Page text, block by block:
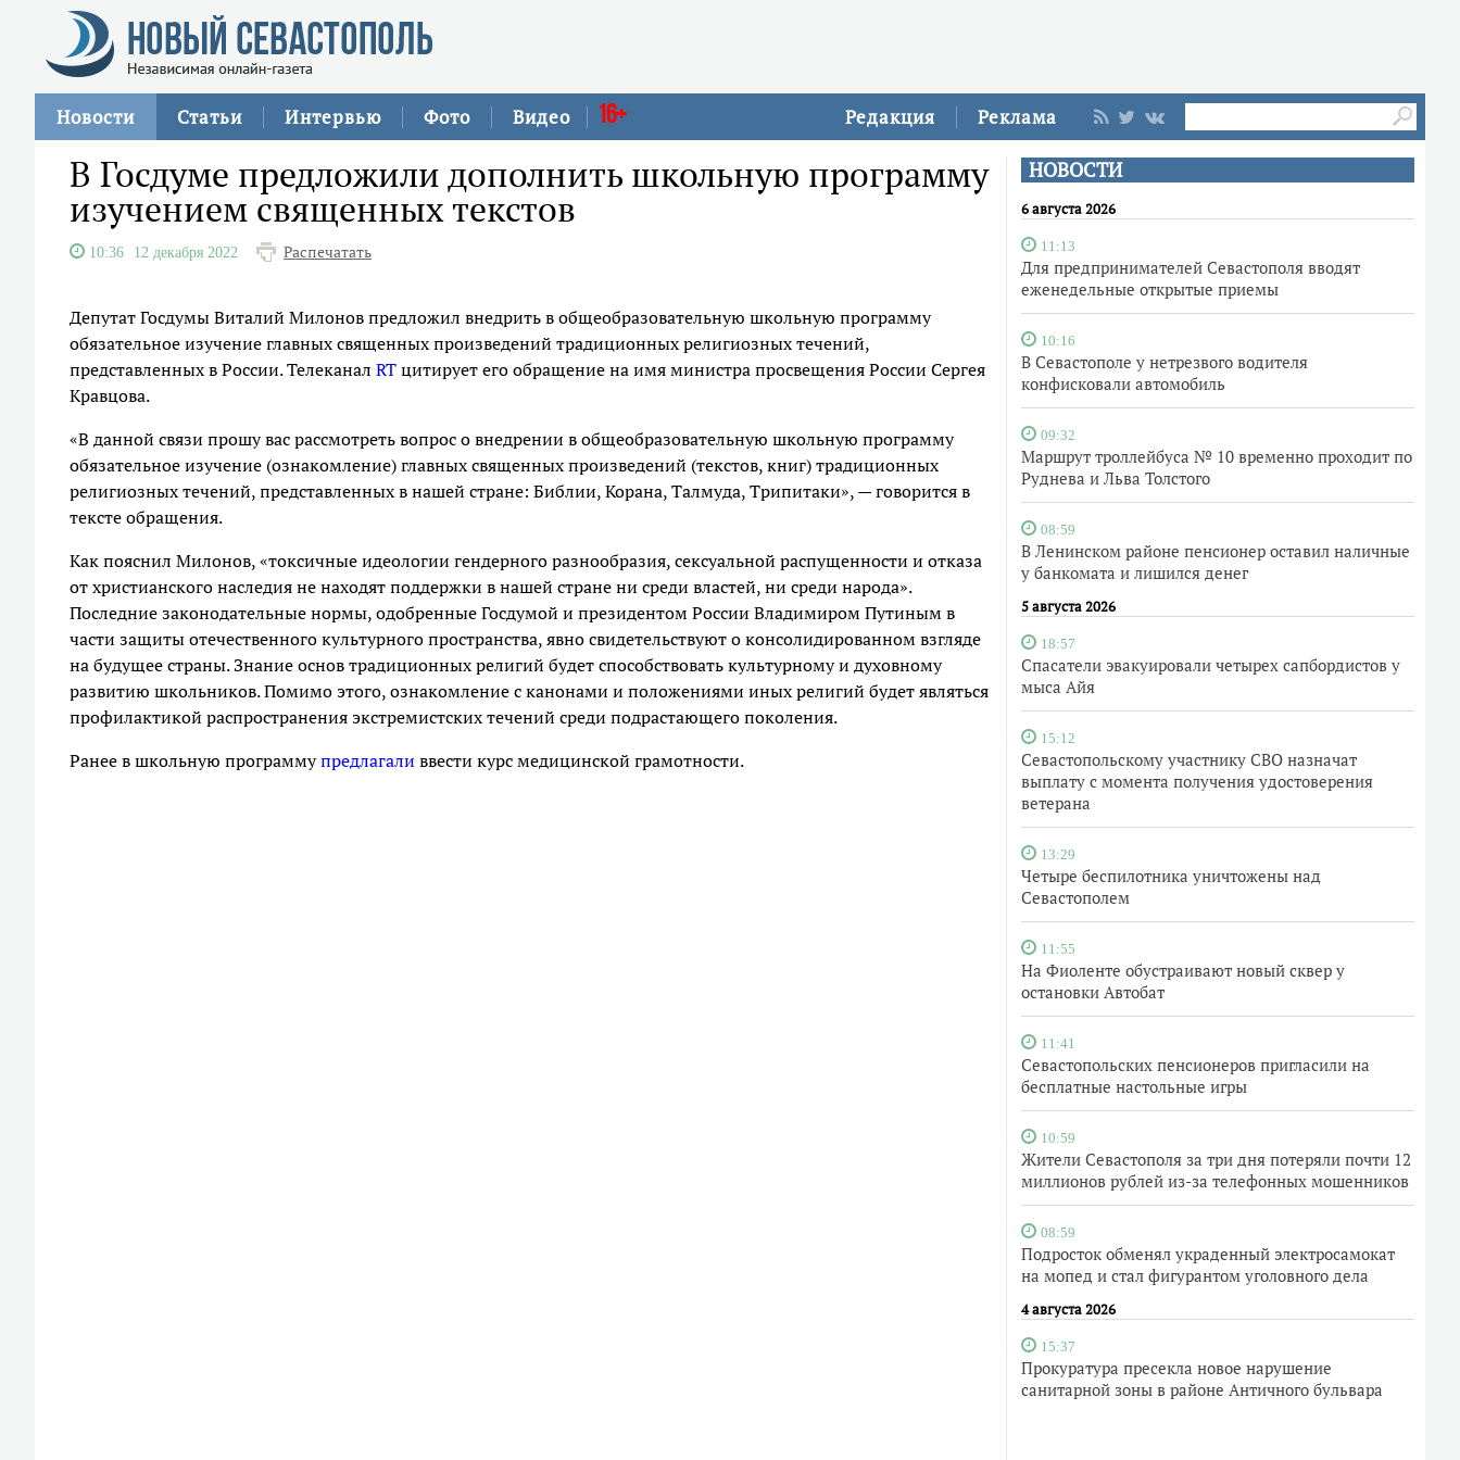
Редакция Реклама
Новости Статьи Интервью Фото Видео 16+
НОВОСТИ
6 августа 2026
11:13
Для предпринимателей Севастополя вводят
еженедельные открытые приемы
10:16
В Севастополе у нетрезвого водителя
конфисковали автомобиль
09:32
Маршрут троллейбуса № 10 временно проходит по
Руднева и Льва Толстого
08:59
В Ленинском районе пенсионер оставил наличные
у банкомата и лишился денег
5 августа 2026
18:57
Спасатели эвакуировали четырех сапбордистов у
мыса Айя
15:12
Севастопольскому участнику СВО назначат
выплату с момента получения удостоверения
ветерана
13:29
Четыре беспилотника уничтожены над
Севастополем
11:55
На Фиоленте обустраивают новый сквер у
остановки Автобат
11:41
Севастопольских пенсионеров пригласили на
бесплатные настольные игры
10:59
Жители Севастополя за три дня потеряли почти 12
миллионов рублей из-за телефонных мошенников
08:59
Подросток обменял украденный электросамокат
на мопед и стал фигурантом уголовного дела
4 августа 2026
15:37
Прокуратура пресекла новое нарушение
санитарной зоны в районе Античного бульвара
В Госдуме предложили дополнить школьную программу
изучением священных текстов
10:36 12 декабря 2022 Распечатать
Депутат Госдумы Виталий Милонов предложил внедрить в общеобразовательную школьную программу
обязательное изучение главных священных произведений традиционных религиозных течений,
представленных в России. Телеканал RTцитирует его обращение на имя министра просвещения России Сергея
Кравцова.
«В данной связи прошу вас рассмотреть вопрос о внедрении в общеобразовательную школьную программу
обязательное изучение (ознакомление) главных священных произведений (текстов, книг) традиционных
религиозных течений, представленных в нашей стране: Библии, Корана, Талмуда, Трипитаки», — говорится в
тексте обращения.
Как пояснил Милонов, «токсичные идеологии гендерного разнообразия, сексуальной распущенности и отказа
от христианского наследия не находят поддержки в нашей стране ни среди властей, ни среди народа».
Последние законодательные нормы, одобренные Госдумой и президентом России Владимиром Путиным в
части защиты отечественного культурного пространства, явно свидетельствуют о консолидированном взгляде
на будущее страны. Знание основ традиционных религий будет способствовать культурному и духовному
развитию школьников. Помимо этого, ознакомление с канонами и положениями иных религий будет являться
профилактикой распространения экстремистских течений среди подрастающего поколения.
Ранее в школьную программупредлагали ввести курс медицинской грамотности.